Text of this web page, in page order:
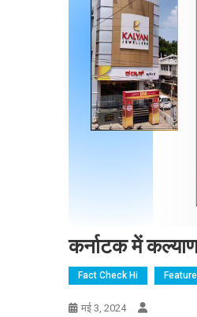
कर्नाटक में
Fact Check Hi
मई 3, 2024